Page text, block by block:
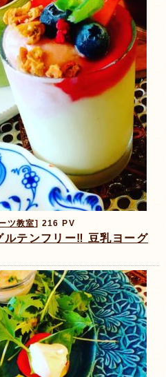
ツ教室] 216 PV
ルテンフリー‼️ 豆乳ヨーグ